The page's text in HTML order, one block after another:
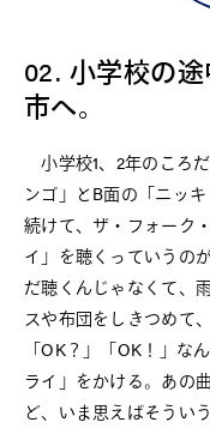
02. 小学校の
市へ。
小学校1、2年のころ
ンゴ」とB面の「ニッ
続けて、ザ・フォーク
イ」を聴くっていうの
だ聴くんじゃなくて、
スや布団をしきつめて
「OK？」「OK！」な
ライ」をかける。あの
ど、いま思えばそうい